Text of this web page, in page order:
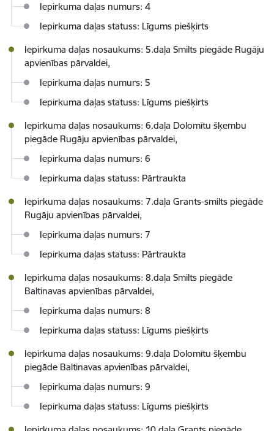
Iepirkuma daļas numurs: 4
Iepirkuma daļas statuss: Līgums piešķirts
Iepirkuma daļas nosaukums: 5.daļa Smilts piegāde Rugāju
apvienības pārvaldei,
Iepirkuma daļas numurs: 5
Iepirkuma daļas statuss: Līgums piešķirts
Iepirkuma daļas nosaukums: 6.daļa Dolomītu šķembu
piegāde Rugāju apvienības pārvaldei,
Iepirkuma daļas numurs: 6
Iepirkuma daļas statuss: Pārtraukta
Iepirkuma daļas nosaukums: 7.daļa Grants-smilts piegāde
Rugāju apvienības pārvaldei,
Iepirkuma daļas numurs: 7
Iepirkuma daļas statuss: Pārtraukta
Iepirkuma daļas nosaukums: 8.daļa Smilts piegāde
Baltinavas apvienības pārvaldei,
Iepirkuma daļas numurs: 8
Iepirkuma daļas statuss: Līgums piešķirts
Iepirkuma daļas nosaukums: 9.daļa Dolomītu šķembu
piegāde Baltinavas apvienības pārvaldei,
Iepirkuma daļas numurs: 9
Iepirkuma daļas statuss: Līgums piešķirts